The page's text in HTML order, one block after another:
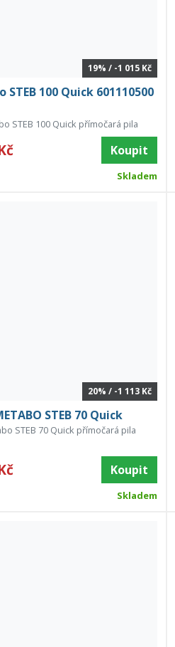
19% / -1 015 Kč
STEB 100 Quick 601110500
STEB 100 Quick přímočará pila
Koupit
Skladem
20% / -1 113 Kč
STEB 70 Quick
STEB 70 Quick přímočará pila
Koupit
Skladem